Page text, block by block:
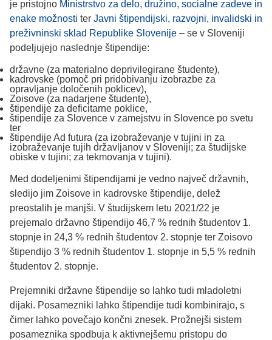
je pristojno Ministrstvo za delo, družino, socialne zadeve in
enake možnosti ter Javni štipendijski, razvojni, invalidski in
preživninski sklad Republike Slovenije – se v Sloveniji
podeljujejo naslednje štipendije: ­
državne (za materialno deprivilegirane študente), ­
kadrovske (pomoč pri pridobivanju izobrazbe za
opravljanje določenih poklicev), ­
Zoisove (za nadarjene študente), ­
štipendije za deficitarne poklice,
štipendije za Slovence v zamejstvu in Slovence po svetu
ter ­
štipendije Ad futura (za izobraževanje v tujini in za
izobraževanje tujih državljanov v Sloveniji; za študijske
obiske v tujini; za tekmovanja v tujini).
Med dodeljenimi štipendijami je vedno največ državnih,
sledijo jim Zoisove in kadrovske štipendije, delež
preostalih je manjši. V študijskem letu 2021/22 je
prejemalo državno štipendijo 46,7 % rednih študentov 1.
stopnje in 24,3 % rednih študentov 2. stopnje ter Zoisovo
štipendijo 3 % rednih študentov 1. stopnje in 5,5 % rednih
študentov 2. stopnje.
Prejemniki državne štipendije so lahko tudi mladoletni
dijaki. Posamezniki lahko štipendije tudi kombinirajo, s
čimer lahko povečajo končni znesek. Prožnejši sistem
posameznika spodbuja k aktivnejšemu pristopu do